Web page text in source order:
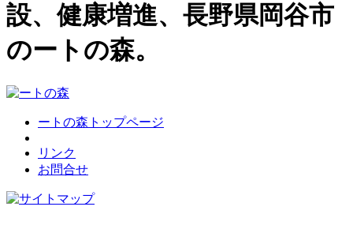
設、健康増進、長野県岡谷市
のートの森。
ートの森トップページ
リンク
お問合せ